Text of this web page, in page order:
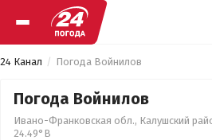
24 Канал Погода Войнилов
Погода Войнилов
Ивано-Франковская обл., Калушский
24.49°В